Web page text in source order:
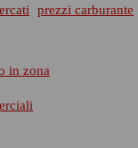
prezzi carburante
in zona